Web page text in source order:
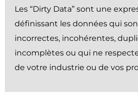
Les “Dirty Data” sont une
définissant les données qui
incorrectes, incohérentes,
incomplètes ou qui ne
de votre industrie ou de vos